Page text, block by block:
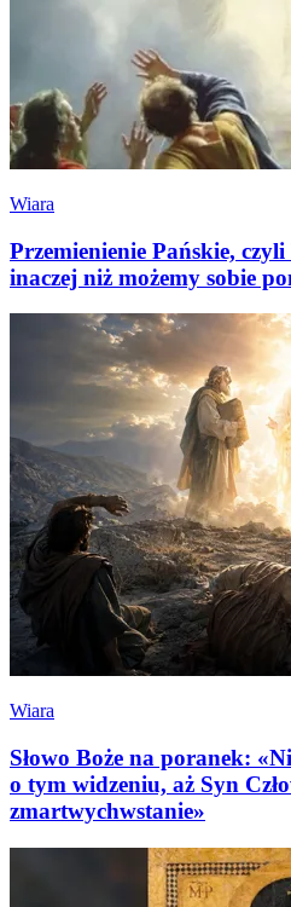
Wiara
Przemienienie Pańskie, czyli
inaczej niż możemy sobie
Wiara
Słowo Boże na poranek:
o tym widzeniu, aż Syn
zmartwychwstanie»